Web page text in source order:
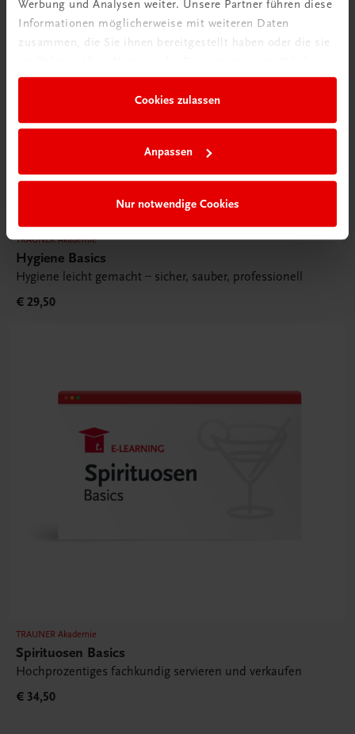
Werbung und Analysen weiter. Unsere Partner führen diese
Informationen möglicherweise mit weiteren Daten
zusammen, die Sie ihnen bereitgestellt haben oder die sie
Cookies zulassen
Anpassen
Nur notwendige Cookies
TRAUNER Akademie
Hygiene Basics
Hygiene leicht gemacht – sicher, sauber, professionell
€ 29,50
TRAUNER Akademie
Spirituosen Basics
Hochprozentiges fachkundig servieren und verkaufen
€ 34,50